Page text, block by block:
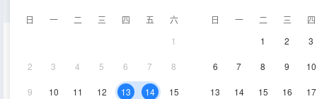
日 一 二 三 四 五
六
1
2 3 4 5 6 7 8
9 10 11 12 13 14 15
日 一 二 三
四
1
2 3
6 7 8 9 10
13 14 15 16 17
空調
電視機